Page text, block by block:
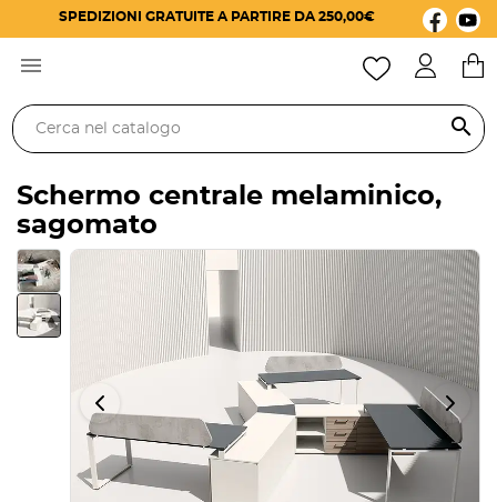
SPEDIZIONI GRATUITE A PARTIRE DA 250,00€

search
Schermo centrale melaminico,
sagomato